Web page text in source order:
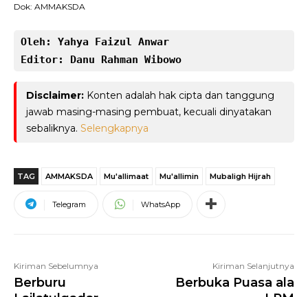
Dok: AMMAKSDA
Oleh: Yahya Faizul Anwar
Editor: Danu Rahman Wibowo
Disclaimer: Konten adalah hak cipta dan tanggung
jawab masing-masing pembuat, kecuali dinyatakan
sebaliknya. Selengkapnya
TAG AMMAKSDA Mu'allimaat Mu'allimin Mubaligh Hijrah
Telegram WhatsApp
Kiriman Sebelumnya
Berburu
Kiriman Selanjutnya
Berbuka Puasa ala